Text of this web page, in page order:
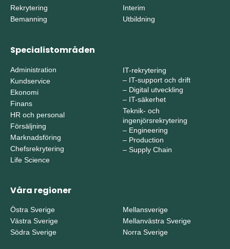
Rekrytering
Bemanning
Interim
Utbildning
Specialistområden
Administration
Kundservice
Ekonomi
Finans
HR och personal
Försäljning
Marknadsföring
Chefsrekrytering
Life Science
IT-rekrytering
– IT-support och drift
– Digital utveckling
– IT-säkerhet
Teknik- och
ingenjörsrekrytering
– Engineering
– Production
– Supply Chain
Våra regioner
Östra Sverige
Västra Sverige
Södra Sverige
Mellansverige
Mellanvästra Sverige
Norra Sverige